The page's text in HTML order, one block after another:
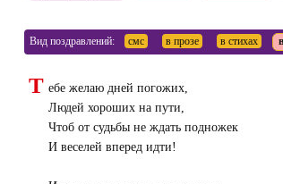
Вид поздравлений: смс в прозе в стихах
Т ебе желаю дней погожих,
Людей хороших на пути,
Чтоб от судьбы не ждать подножек
И веселей вперед идти!